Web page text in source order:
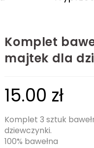
Komplet
majtek dla
15.00 zł
Komplet 3 sztuk
dziewczynki.
100% bawełna